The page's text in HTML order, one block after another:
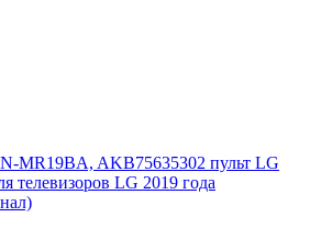
MR19BA, AKB75635302 пульт LG
телевизоров LG 2019 года